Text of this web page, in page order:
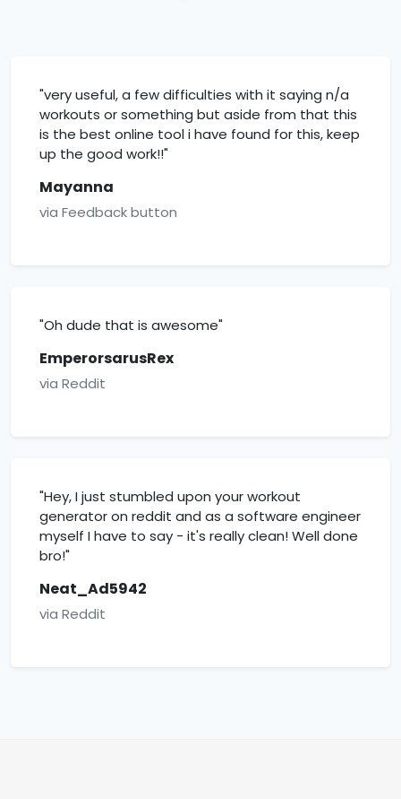
"very useful, a few difficulties with it saying n/a
workouts or something but aside from that this
is the best online tool i have found for this, keep
up the good work!!"
Mayanna
via Feedback button
"Oh dude that is awesome"
EmperorsarusRex
via Reddit
"Hey, I just stumbled upon your workout
generator on reddit and as a software engineer
myself I have to say - it's really clean! Well done
bro!"
Neat_Ad5942
via Reddit